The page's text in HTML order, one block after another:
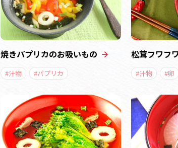
焼きパプリカのお吸いもの
#汁物 #パプリカ
松茸フワフ
#汁物 #卵